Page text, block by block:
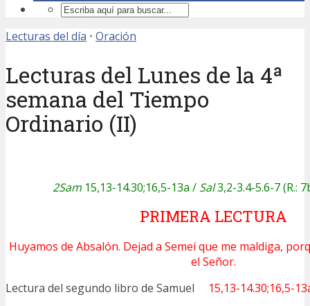
Lecturas del día • Oración
Lecturas del Lunes de la 4ª
semana del Tiempo
Ordinario (II)
2Sam 15,13-14.30;16,5-13a / Sal3,2-3.4-5.6-7 (R.:
PRIMERA LECTURA
Huyamos de Absalón. Dejad a Semeí que me maldiga,
el Señor.
Lectura del segundo libro de Samuel 15,13-14.30;16,5-